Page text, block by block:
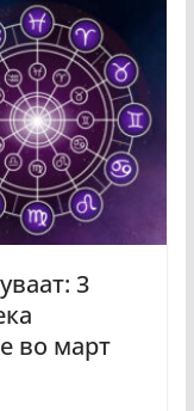
3
во март